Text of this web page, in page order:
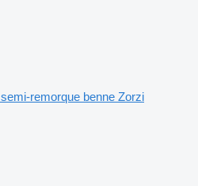
semi-remorque benne Zorzi